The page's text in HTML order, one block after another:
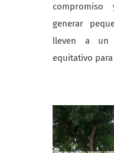
generar
lleven a un
equitativo